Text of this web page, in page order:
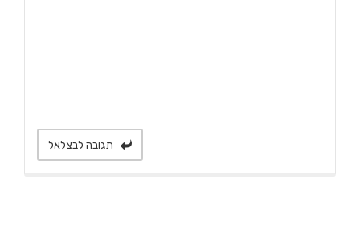
תגובה לבצלאל